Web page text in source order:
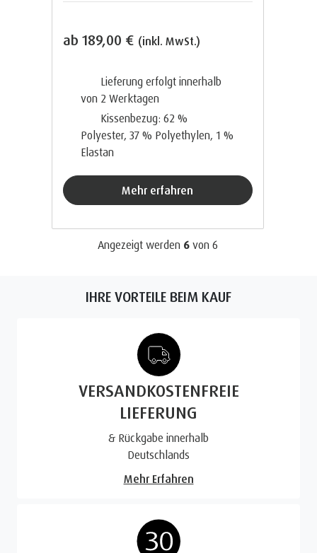
ab 189,00 € (inkl. MwSt.)
Lieferung erfolgt innerhalb
von 2 Werktagen
Kissenbezug: 62 %
Polyester, 37 % Polyethylen, 1 %
Elastan
Mehr erfahren
Angezeigt werden 6von 6
IHRE VORTEILE BEIM KAUF
VERSANDKOSTENFREIE
LIEFERUNG
& Rückgabe innerhalb
Deutschlands
Mehr Erfahren